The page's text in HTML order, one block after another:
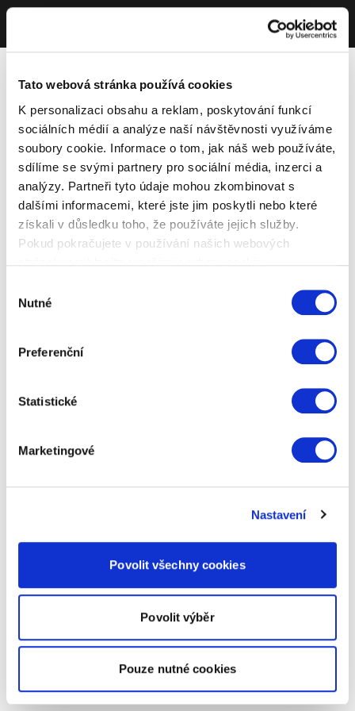
Tato webová stránka používá cookies
K personalizaci obsahu a reklam, poskytování funkcí
sociálních médií a analýze naší návštěvnosti využíváme
soubory cookie. Informace o tom, jak náš web používáte,
sdílíme se svými partnery pro sociální média, inzerci a
analýzy. Partneři tyto údaje mohou zkombinovat s
dalšími informacemi, které jste jim poskytli nebo které
získali v důsledku toho, že používáte jejich služby.
Pokud pokračujete v používání našich webových
souhlasu
Nutné
Preferenční
Statistické
Marketingové
Nastavení
Povolit všechny cookies
Povolit výběr
Pouze nutné cookies